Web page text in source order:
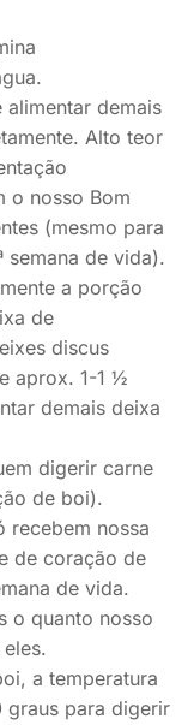
alimentar demais
Alto teor
o nosso Bom
(mesmo para
semana de vida).
a porção
de
discus
aprox. 1-1 ½
demais deixa
digerir carne
de boi).
recebem nossa
de coração de
de vida.
o quanto nosso
a temperatura
graus para digerir